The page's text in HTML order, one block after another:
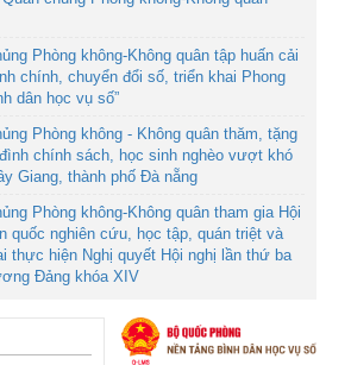
Phòng không-Không quân tập huấn cải
chính, chuyển đổi số, triển khai Phong
dân học vụ số”
Phòng không - Không quân thăm, tặng
chính sách, học sinh nghèo vượt khó
Giang, thành phố Đà nẵng
Phòng không-Không quân tham gia Hội
quốc nghiên cứu, học tập, quán triệt và
thực hiện Nghị quyết Hội nghị lần thứ ba
Đảng khóa XIV